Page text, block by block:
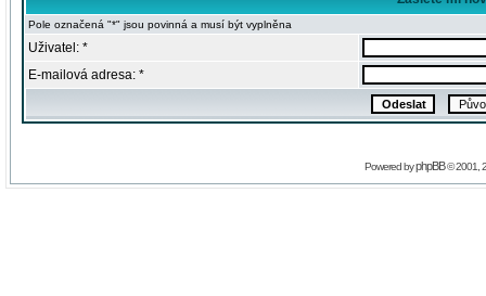
Pole označená "*" jsou povinná a musí být vyplněna
Uživatel: *
E-mailová adresa: *
Powered byphpBB© 2001,